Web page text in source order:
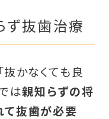
ず抜歯治療
かなくても良
は親知らずの将
抜歯が必要